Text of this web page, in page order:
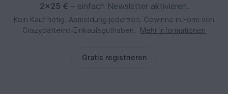
2×25 € – einfach Newsletter aktivieren.
Kein Kauf nötig. Abmeldung jederzeit. Gewinne in Form von
Crazypatterns‑Einkaufsguthaben.
Mehr Informationen
Gratis registrieren